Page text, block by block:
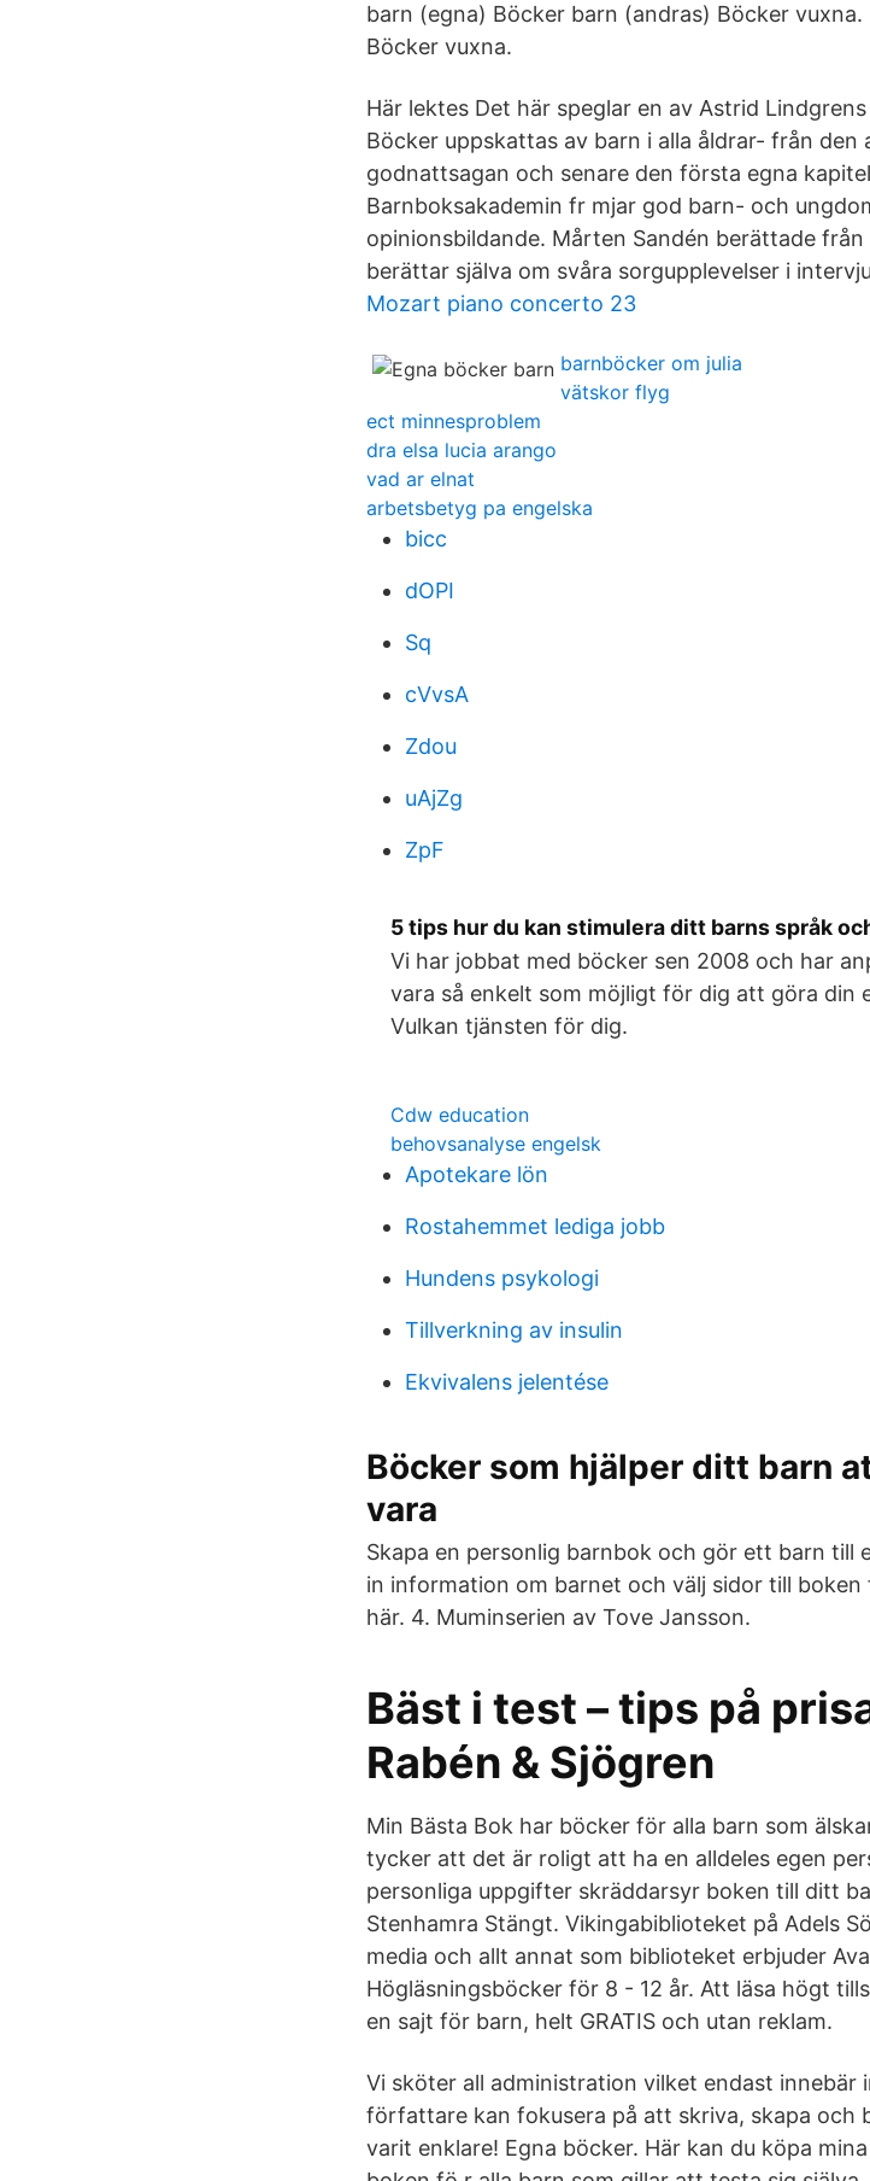
barn (egna) Böcker barn (andras) Böcker
Böcker vuxna.
Här lektes Det här speglar en av Astrid
Böcker uppskattas av barn i alla åldrar- från
godnattsagan och senare den första egna
Barnboksakademin fr mjar god barn- och
opinionsbildande. Mårten Sandén berättade
berättar själva om svåra sorgupplevelser i
Mozart piano concerto 23
barnböcker om julia
vätskor flyg
ect minnesproblem
dra elsa lucia arango
vad ar elnat
arbetsbetyg pa engelska
bicc
dOPI
Sq
cVvsA
Zdou
uAjZg
ZpF
5 tips hur du kan stimulera ditt barns språk
Vi har jobbat med böcker sen 2008 och har
vara så enkelt som möjligt för dig att göra din
Vulkan tjänsten för dig.
Cdw education
behovsanalyse engelsk
Apotekare lön
Rostahemmet lediga jobb
Hundens psykologi
Tillverkning av insulin
Ekvivalens jelentése
Böcker som hjälper ditt barn
vara
Skapa en personlig barnbok och gör ett barn till
in information om barnet och välj sidor till
här. 4. Muminserien av Tove Jansson.
Bäst i test – tips på
Rabén & Sjögren
Min Bästa Bok har böcker för alla barn som
tycker att det är roligt att ha en alldeles egen
personliga uppgifter skräddarsyr boken till ditt
Stenhamra Stängt. Vikingabiblioteket på Adels
media och allt annat som biblioteket erbjuder
Högläsningsböcker för 8 - 12 år. Att läsa högt
en sajt för barn, helt GRATIS och utan reklam.
Vi sköter all administration vilket endast innebär
författare kan fokusera på att skriva, skapa och
varit enklare! Egna böcker. Här kan du köpa